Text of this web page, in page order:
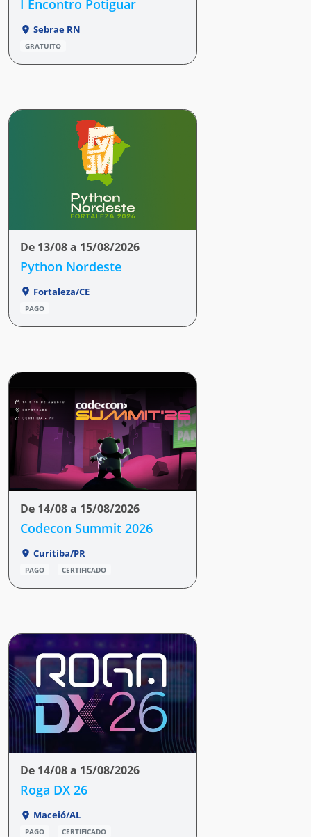
I Encontro Potiguar
Sebrae RN
GRATUITO
De 13/08 a 15/08/2026
Python Nordeste
Fortaleza/CE
PAGO
De 14/08 a 15/08/2026
Codecon Summit 2026
Curitiba/PR
PAGO CERTIFICADO
De 14/08 a 15/08/2026
Roga DX 26
Maceió/AL
PAGO CERTIFICADO